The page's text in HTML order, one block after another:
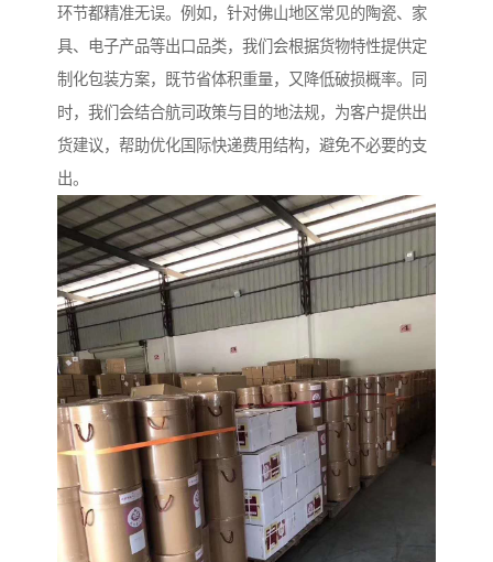
环节都精准无误。例如，针对佛山地区常见的陶瓷、家
具、电子产品等出口品类，我们会根据货物特性提供定
制化包装方案，既节省体积重量，又降低破损概率。同
时，我们会结合航司政策与目的地法规，为客户提供出
货建议，帮助优化国际快递费用结构，避免不必要的支
出。